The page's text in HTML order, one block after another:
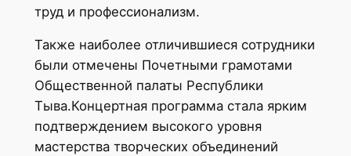
труд и профессионализм.
Также наиболее отличившиеся сотрудники
были отмечены Почетными грамотами
Общественной палаты Республики
Тыва.Концертная программа стала ярким
подтверждением высокого уровня
мастерства творческих объединений